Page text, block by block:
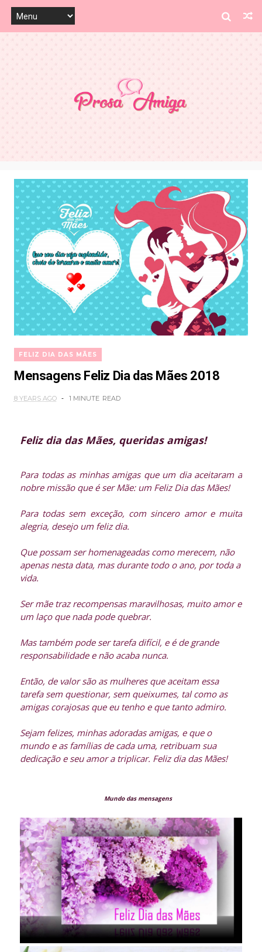
FELIZ DIA DAS MÃES
Mensagens Feliz Dia das Mães 2018
8 YEARS AGO 1 MINUTE READ
Feliz dia das Mães, queridas amigas!
Para todas as minhas amigas que um dia aceitaram a
nobre missão que é ser Mãe: um Feliz Dia das Mães!
Para todas sem exceção, com sincero amor e muita
alegria, desejo um feliz dia.
Que possam ser homenageadas como merecem, não
apenas nesta data, mas durante todo o ano, por toda a
vida.
Ser mãe traz recompensas maravilhosas, muito amor e
um laço que nada pode quebrar.
Mas também pode ser tarefa difícil, e é de grande
responsabilidade e não acaba nunca.
Então, de valor são as mulheres que aceitam essa
tarefa sem questionar, sem queixumes, tal como as
amigas corajosas que eu tenho e que tanto admiro.
Sejam felizes, minhas adoradas amigas, e que o
mundo e as famílias de cada uma, retribuam sua
dedicação e seu amor a triplicar. Feliz dia das Mães!
Mundo das mensagens